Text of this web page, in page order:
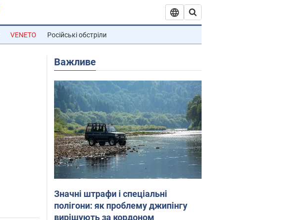
VENETO Російські обстріли
Важливе
Значні штрафи і спеціальні
полігони: як проблему джипінгу
вирішують за кордоном